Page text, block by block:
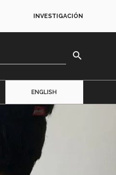
INVESTIGACIÓN
search
ENGLISH